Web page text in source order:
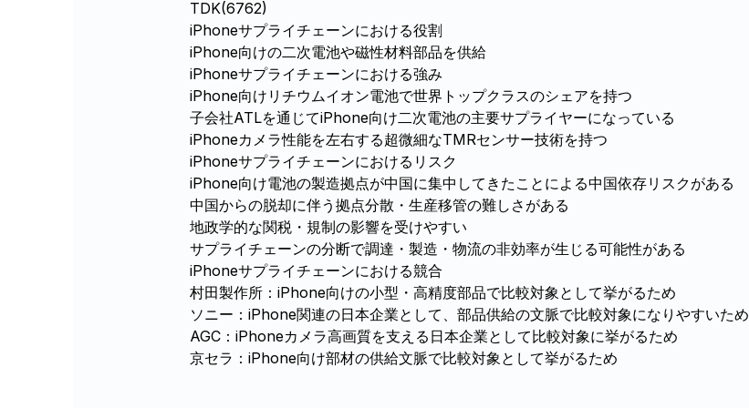
TDK(6762)
iPhoneサプライチェーンにおける役割
iPhone向けの二次電池や磁性材料部品を供給
iPhoneサプライチェーンにおける強み
iPhone向けリチウムイオン電池で世界トップクラスのシェアを持つ
子会社ATLを通じてiPhone向け二次電池の主要サプライヤーになっている
iPhoneカメラ性能を左右する超微細なTMRセンサー技術を持つ
iPhoneサプライチェーンにおけるリスク
iPhone向け電池の製造拠点が中国に集中してきたことによる中国依存リスクがある
中国からの脱却に伴う拠点分散・生産移管の難しさがある
地政学的な関税・規制の影響を受けやすい
サプライチェーンの分断で調達・製造・物流の非効率が生じる可能性がある
iPhoneサプライチェーンにおける競合
村田製作所：iPhone向けの小型・高精度部品で比較対象として挙がるため
ソニー：iPhone関連の日本企業として、部品供給の文脈で比較対象になりやすいため
AGC：iPhoneカメラ高画質を支える日本企業として比較対象に挙がるため
京セラ：iPhone向け部材の供給文脈で比較対象として挙がるため